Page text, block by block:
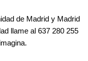
de Madrid y Madrid
llame al 637 280 255